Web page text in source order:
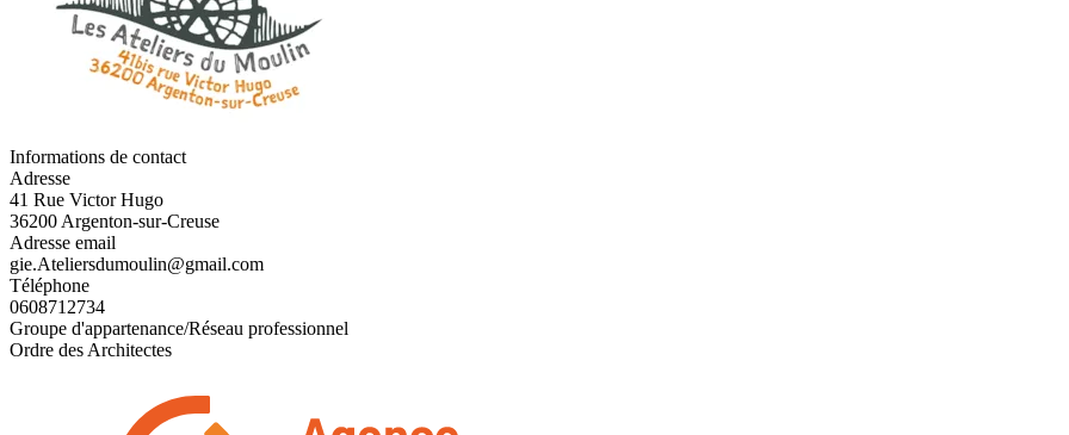
Informations de contact
Adresse
41 Rue Victor Hugo
36200 Argenton-sur-Creuse
Adresse email
gie.Ateliersdumoulin@gmail.com
Téléphone
0608712734
Groupe d'appartenance/Réseau professionnel
Ordre des Architectes